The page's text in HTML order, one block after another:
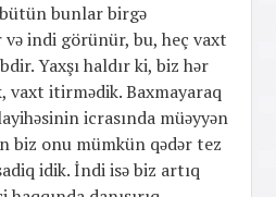
bunlar birgə
indi görünür, bu, heç vaxt
Yaxşı haldır ki, biz hər
vaxt itirmədik. Baxmayaraq
icrasında müəyyən
biz onu mümkün qədər tez
idik. İndi isə biz artıq